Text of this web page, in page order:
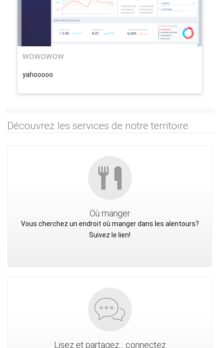
wowowow
yahooooo
Découvrez les services de notre territoire
Où manger
Vous cherchez un endroit où manger dans les alentours?
Suivez le lien!
Lisez et partagez... connectez